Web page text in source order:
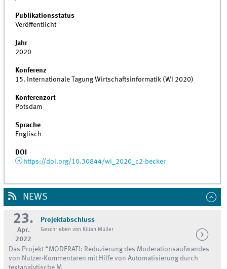
Publikationsstatus
Veröffentlicht
Jahr
2020
Konferenz
15. Internationale Tagung Wirtschaftsinformatik (WI 2020)
Konferenzort
Potsdam
Sprache
Englisch
DOI
https://doi.org/10.30844/wi_2020_c2-becker
NEWS
23.
Apr.
2022
Projektabschluss
Geschrieben von Kilian Müller
Das Projekt “MODERAT!: Reduzierung des Moderationsaufwandes
von Nutzer-Kommentaren mit Hilfe von Automatisierung durch
textanalytische M